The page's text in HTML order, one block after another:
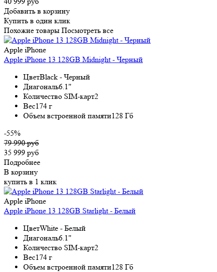
Добавить в корзину
Купить в один клик
Похожие товары Посмотреть все
Apple iPhone
Apple iPhone 13 128GB Midnight - Черный
ЦветBlack - Черный
Диагональ6.1"
Количество SIM-карт2
Вес174 г
Объем встроенной памяти128 Гб
-55%
79 990 руб
35 999 руб
Подробнее
В корзину
купить в 1 клик
Apple iPhone
Apple iPhone 13 128GB Starlight - Белый
ЦветWhite - Белый
Диагональ6.1"
Количество SIM-карт2
Вес174 г
Объем встроенной памяти128 Гб